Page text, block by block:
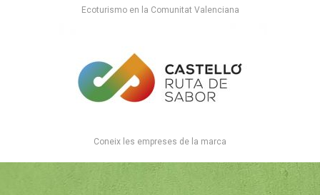
Ecoturismo en la Comunitat Valenciana
Coneix les empreses de la marca